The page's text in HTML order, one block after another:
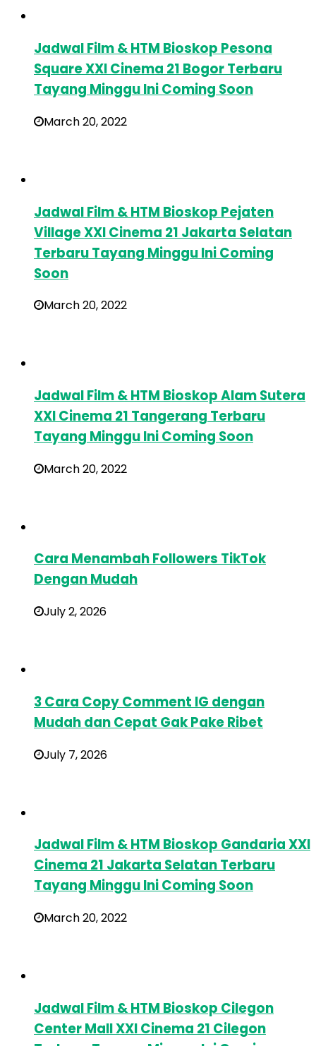
Jadwal Film & HTM Bioskop Pesona
Square XXI Cinema 21 Bogor Terbaru
Tayang Minggu Ini Coming Soon
March 20, 2022
Jadwal Film & HTM Bioskop Pejaten
Village XXI Cinema 21 Jakarta Selatan
Terbaru Tayang Minggu Ini Coming
Soon
March 20, 2022
Jadwal Film & HTM Bioskop Alam Sutera
XXI Cinema 21 Tangerang Terbaru
Tayang Minggu Ini Coming Soon
March 20, 2022
Cara Menambah Followers TikTok
Dengan Mudah
July 2, 2026
3 Cara Copy Comment IG dengan
Mudah dan Cepat Gak Pake Ribet
July 7, 2026
Jadwal Film & HTM Bioskop Gandaria XXI
Cinema 21 Jakarta Selatan Terbaru
Tayang Minggu Ini Coming Soon
March 20, 2022
Jadwal Film & HTM Bioskop Cilegon
Center Mall XXI Cinema 21 Cilegon